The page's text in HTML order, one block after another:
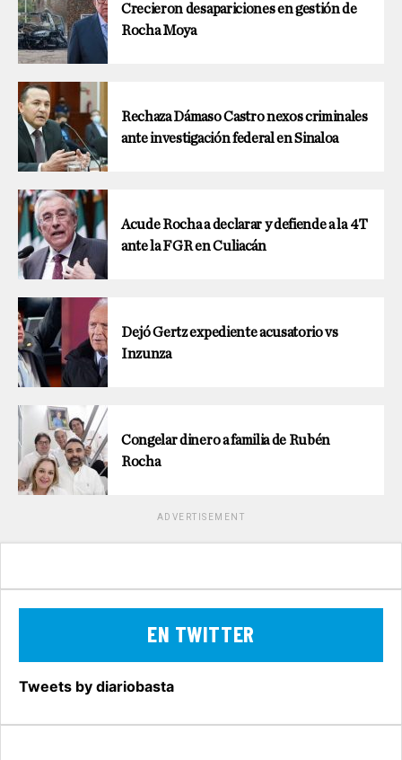
Crecieron desapariciones en gestión de
Rocha Moya
Rechaza Dámaso Castro nexos criminales
ante investigación federal en Sinaloa
Acude Rocha a declarar y defiende a la 4T
ante la FGR en Culiacán
Dejó Gertz expediente acusatorio vs
Inzunza
Congelar dinero a familia de Rubén
Rocha
ADVERTISEMENT
EN TWITTER
Tweets by diariobasta